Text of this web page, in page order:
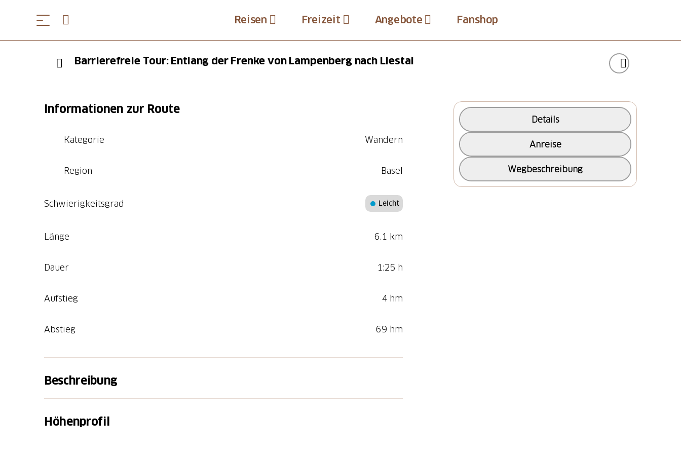
Reisen Freizeit Angebote Fanshop
Barrierefreie Tour: Entlang der Frenke von Lampenberg nach Liestal
Informationen zur Route
Kategorie Wandern
Region Basel
Schwierigkeitsgrad Leicht
Länge 6.1 km
Dauer 1:25 h
Aufstieg 4 hm
Abstieg 69 hm
Beschreibung
barrierefrei erreichbar ist. Für eine kleine Stärkung empfiehlt sich das
gegenüberliegende Öpfelhüsli mit vielfältigen regionalen Produkten. Gleich danach
Höhenprofil
Details
Anreise
Wegbeschreibung